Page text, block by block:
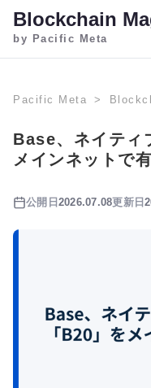
Blockchain
by Pacific Meta
Pacific Meta
Base、ネイティ
メインネットで
公開日 2026.07.08更新日